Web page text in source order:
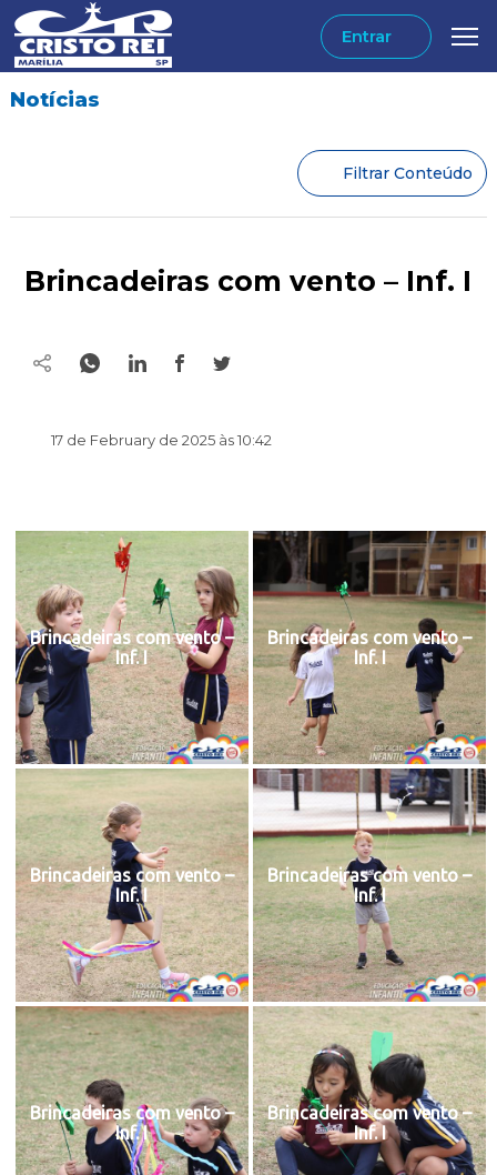
Entrar
Notícias
Filtrar Conteúdo
Brincadeiras com vento – Inf. I
17 de February de 2025 às 10:42
Brincadeiras com vento –
Inf. I
Brincadeiras com vento –
Inf. I
Brincadeiras com vento –
Inf. I
Brincadeiras com vento –
Inf. I
Brincadeiras com vento –
Inf. I
Brincadeiras com vento –
Inf. I